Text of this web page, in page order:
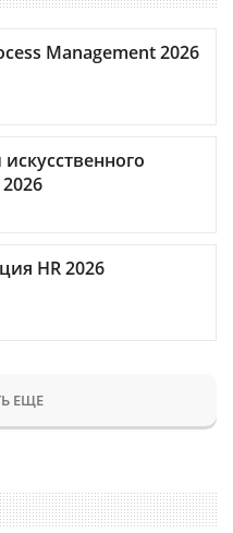
Management 2026
HR 2026
ЕЩЕ